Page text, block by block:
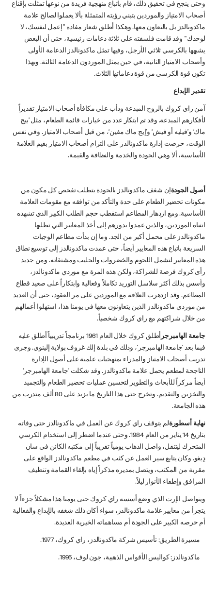
وحتى ينجح في تحقيق ذلك، قام باتباع منهجية فريدة من نوعها تمثلت بإقناع
أصحاب الامتياز والموردين بتبني رؤيته المتمثلة بألا يعملوا لصالح علامة
ماكدونالدز بل بالتعاون معها. وهكذا أطلق شعار مفاده "إعمل لنفسك، لا
لوحدك" وقد قامت فلسفته على ثلاثة دعامات رئيسية، حتى أن البعض
يشبهها بالكرسي ثلاثي الأرجل، وفيها تمثل ماكدونالدز الدعامة الأولى
وأصحاب الامتياز الثانية، في حين يمثل الموردون الدعامة الثالثة. وبهذا
تكون قوة الكرسي من قوة دعاماتها الثلاث.
تقدير الإبداع
آمن راي كروك بالروح المبدعة ودأب على مكافأة أصحاب الامتياز تقديراً
لأفكارهم المبدعة. وقد تم ابتكار عدد من خيارات قائمة الطعام، مثل ’بيج
ماك‘ و’فيليه أو فيش‘ و’إيج ماك مفين‘، من قبل أصحاب الامتياز. وفي نفس
الوقت، حرصت إدارة ماكدونالدز على التزام أصحاب الامتياز بقيم العلامة
الأساسية، ألا وهي الجودة والخدمة والنظافة والقيمة.
أصول الجودة إن شغف ماكدونالدز بالجودة يتطلب تفحص كل مكون من
مكونات تحضير الطعام على حدة والتأكد من توافقه مع مقومات العلامة
الأساسية. ومع ازدهار المطاعم استقطب حجم الطلب الكبير الذي تشهده
انتباه الموردين، والذين عمدوا بدورهم إلى أخذ المعايير التي تطلبها
ماكدونالدز على محمل أكبر من الجد. وما إن بدأت مطاعم الوجبات
السريعة باتباع هذه المعايير أيضاً، حتى عمدت ماكدونالدز إلى توسيع نطاق
هذه المعايير لتشمل اللحوم والخضروات والحليب ومشتقاته. ومن جديد
رأى كروك فرصة للشراكة، ولكن هذه المرة مع موردي ماكدونالدز،
وأسس بذلك أكثر سلاسل التوريد تكاملاً وفعالية وابتكاراً على صعيد قطاع
المطاعم. وقد ازدهرت العلاقة مع الموردين على مر العقود، حتى أن العديد
من موردي ماكدونالدز الذين يتعاونون معها في يومنا هذا، استهلوا أعمالهم
من خلال شراكتهم مع راي كروك شخصياً.
جامعة الهامبرجر
أطلق كروك خلال العام 1961 برنامجاً تدريبياً أطلق عليه
فيما بعد ’جامعة الهامبرجر‘، وذلك في بلدة إلك غروف بولاية إلينوي. وجرى
تدريب أصحاب الامتياز والمدراء بمنهجيات علمية على أصول الإدارة
الناجحة لمطعم يحمل علامة ماكدونالدز. وقد شكلت ’جامعة الهامبرجر‘
أيضاً مركزاً للأبحاث والتطوير لتحسين عمليات تحضير الطعام والتجميد
والتخزين والتقديم. وتخرج حتى هذا التاريخ ما يزيد على 80 ألف متدرب من
هذه الجامعة.
نهاية أسطورةلم يتوقف راي كروك عن العمل في ماكدونالدز حتى وفاته
بتاريخ 14 يناير من العام 1984. وحتى عندما اضطر إلى استخدام الكرسي
المتحرك ليتنقل، واصل الذهاب يومياً تقريباً إلى مكتبه الكائن في سان
دِيغو. وكان يتابع سير العمل عن كثب في مطعم ماكدونالدز الواقع على
مقربة من المكتب، ويتصل بمديره مذكراً إياه بإلقاء القمامة وتنظيف
المرافق وإطفاء الأنوار ليلاً.
ويتواصل الإرث الذي وضع أسسه راي كروك حتى يومنا هذا مشكلاً جزءاً لا
يتجزأ من معايير علامة ماكدونالدز، سواء أكان ذلك شغفه بالإبداع والفعالية
أم حرصه الكبير على الجودة أم مساهماته الخيرية العديدة.
مسيرة الطريق: تأسيس شركة ماكدونالدز، راي كروك، 1977.
ماكدونالدز: كواليس الأقواس الذهبية، جون لوف، 1995.